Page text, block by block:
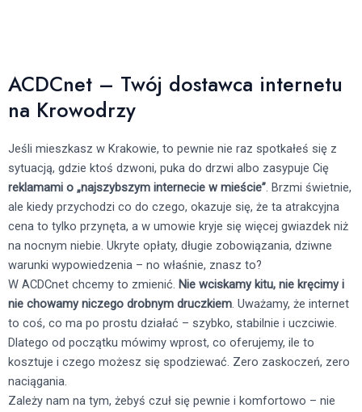
ACDCnet – Twój dostawca internetu
na Krowodrzy
Jeśli mieszkasz w Krakowie, to pewnie nie raz spotkałeś się z
sytuacją, gdzie ktoś dzwoni, puka do drzwi albo zasypuje Cię
reklamami o „najszybszym internecie w mieście”. Brzmi świetnie,
ale kiedy przychodzi co do czego, okazuje się, że ta atrakcyjna
cena to tylko przynęta, a w umowie kryje się więcej gwiazdek niż
na nocnym niebie. Ukryte opłaty, długie zobowiązania, dziwne
warunki wypowiedzenia – no właśnie, znasz to?
W ACDCnet chcemy to zmienić. Nie wciskamy kitu, nie kręcimy i
nie chowamy niczego drobnym druczkiem. Uważamy, że internet
to coś, co ma po prostu działać – szybko, stabilnie i uczciwie.
Dlatego od początku mówimy wprost, co oferujemy, ile to
kosztuje i czego możesz się spodziewać. Zero zaskoczeń, zero
naciągania.
Zależy nam na tym, żebyś czuł się pewnie i komfortowo – nie